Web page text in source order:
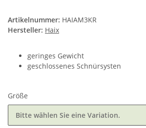
Artikelnummer: HAIAM3KR
Hersteller: Haix
geringes Gewicht
geschlossenes Schnürsysten
Größe
Bitte wählen Sie eine Variation.